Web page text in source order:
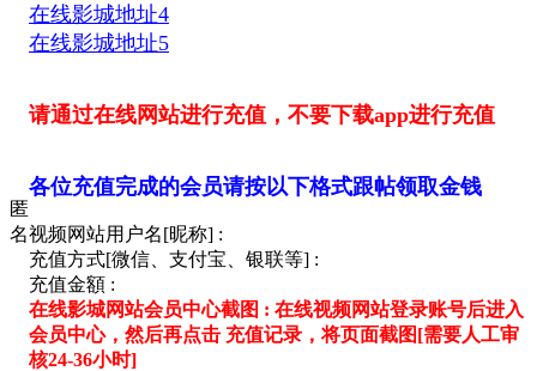
匿
名
在线影城地址4
在线影城地址5
请通过在线网站进行充值，不要下载app进行充值
各位充值完成的会员请按以下格式跟帖领取金钱
视频网站用户名[昵称] :
充值方式[微信、支付宝、银联等] :
充值金額 :
在线影城网站会员中心截图 : 在线视频网站登录账号后进入
会员中心，然后再点击 充值记录，将页面截图[需要人工审
核24-36小时]